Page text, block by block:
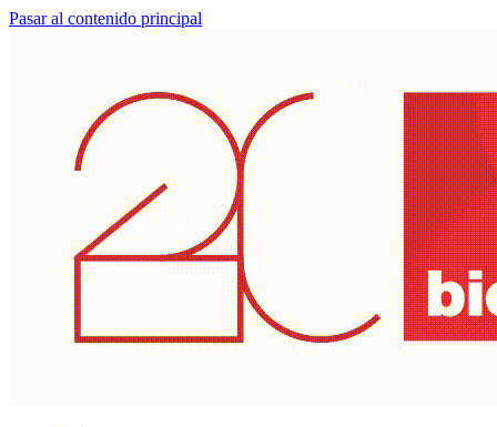
Pasar al contenido principal